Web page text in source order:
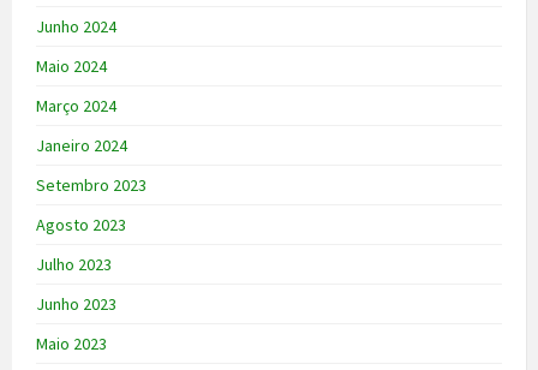
Junho 2024
Maio 2024
Março 2024
Janeiro 2024
Setembro 2023
Agosto 2023
Julho 2023
Junho 2023
Maio 2023